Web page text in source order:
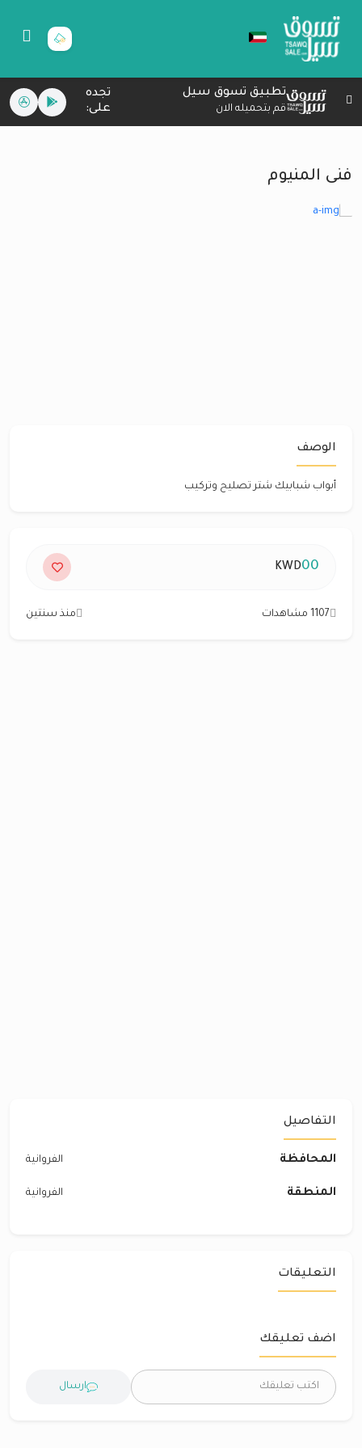
تطبيق تسوق سيل
قم بتحميله الان
تجده
على:
فنى المنيوم
الوصف
أبواب شبابيك شتر تصليح وتركيب
00
KWD
1107 مشاهدات منذ سنتين
التفاصيل
المحافظة الفروانية
المنطقة الفروانية
التعليقات
اضف تعليقك
ارسال